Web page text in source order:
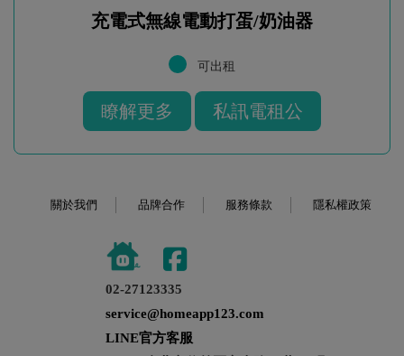
充電式無線電動打蛋/奶油器
可出租
瞭解更多 私訊電租公
關於我們 品牌合作 服務條款 隱私權政策
02-27123335
service@homeapp123.com
LINE官方客服